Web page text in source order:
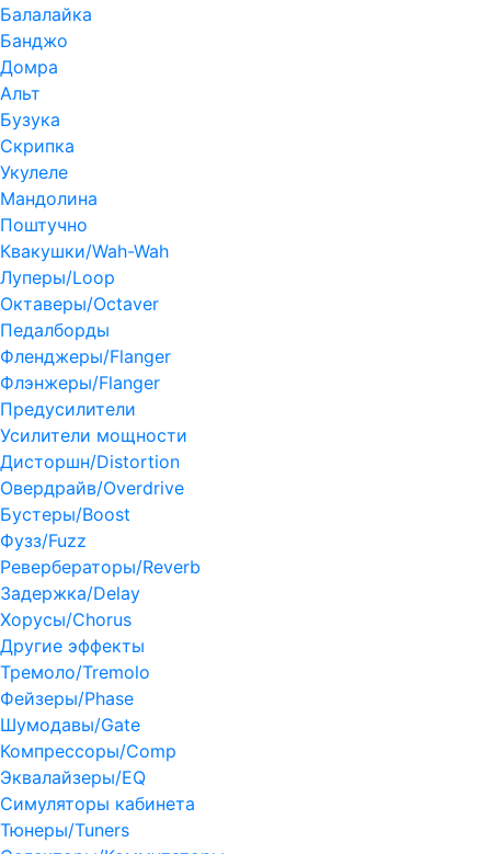
Балалайка
Банджо
Домра
Альт
Бузука
Скрипка
Укулеле
Мандолина
Поштучно
Квакушки/Wah-Wah
Луперы/Loop
Октаверы/Octaver
Педалборды
Фленджеры/Flanger
Флэнжеры/Flanger
Предусилители
Усилители мощности
Дисторшн/Distortion
Овердрайв/Overdrive
Бустеры/Boost
Фузз/Fuzz
Ревербераторы/Reverb
Задержка/Delay
Хорусы/Chorus
Другие эффекты
Тремоло/Tremolo
Фейзеры/Phase
Шумодавы/Gate
Компрессоры/Comp
Эквалайзеры/EQ
Симуляторы кабинета
Тюнеры/Tuners